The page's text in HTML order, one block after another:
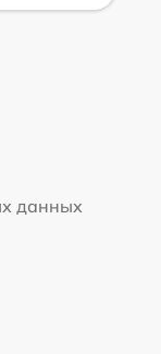
данных